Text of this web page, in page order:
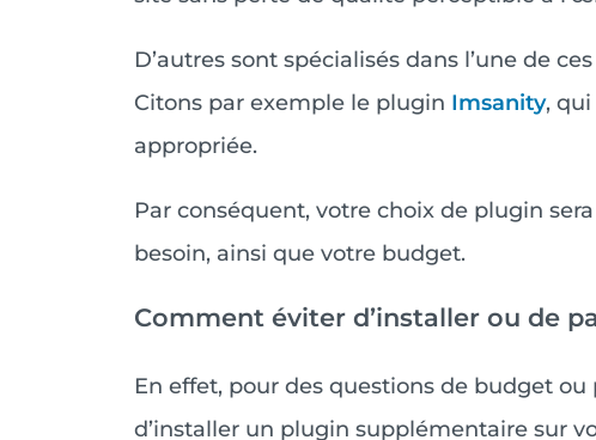
D’autres sont spécialisés dans l’une de
Citons par exemple le plugin Imsanity,
appropriée.
Par conséquent, votre choix de plugin
besoin, ainsi que votre budget.
Comment éviter d’installer ou de
En effet, pour des questions de budget
d’installer un plugin supplémentaire sur